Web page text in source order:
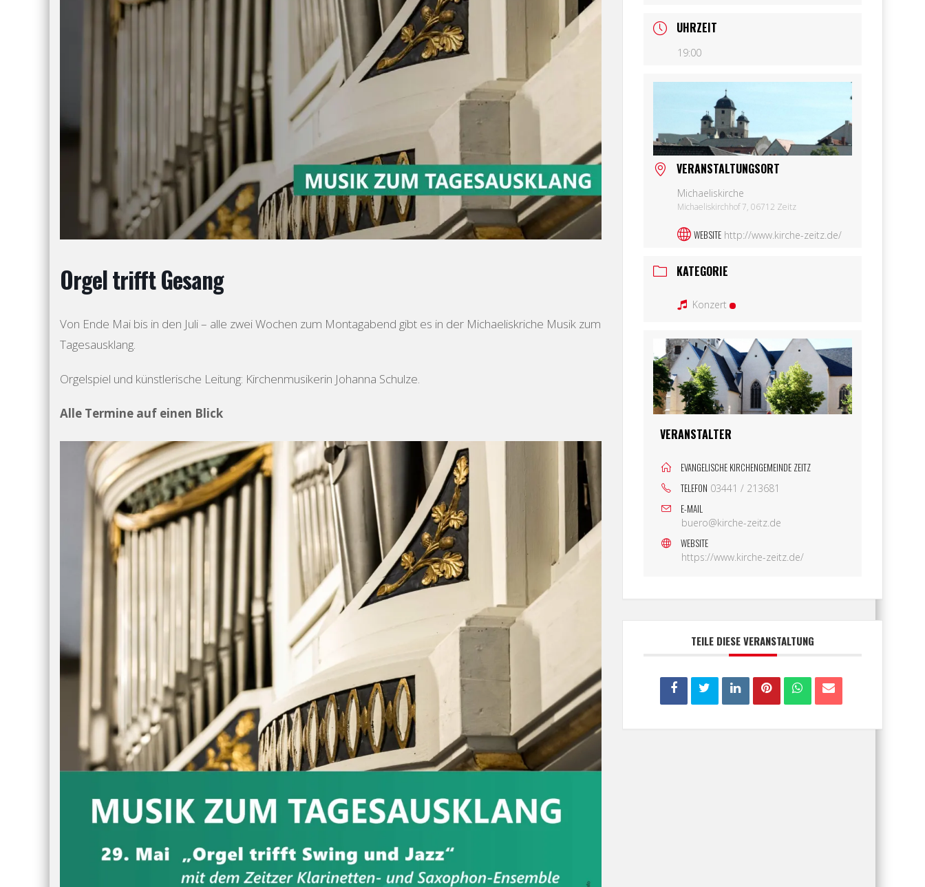
Orgel trifft Gesang
Von Ende Mai bis in den Juli – alle zwei Wochen zum Montagabend gibt es in der Michaeliskriche Musik zum
Tagesausklang.
Orgelspiel und künstlerische Leitung: Kirchenmusikerin Johanna Schulze.
Alle Termine auf einen Blick
UHRZEIT
19:00
VERANSTALTUNGSORT
Michaeliskirche
Michaeliskirchhof 7, 06712 Zeitz
WEBSITE http://www.kirche-zeitz.de/
KATEGORIE
Konzert
VERANSTALTER
EVANGELISCHE KIRCHENGEMEINDE ZEITZ
TELEFON 03441 / 213681
E-MAIL
buero@kirche-zeitz.de
WEBSITE
https://www.kirche-zeitz.de/
TEILE DIESE VERANSTALTUNG